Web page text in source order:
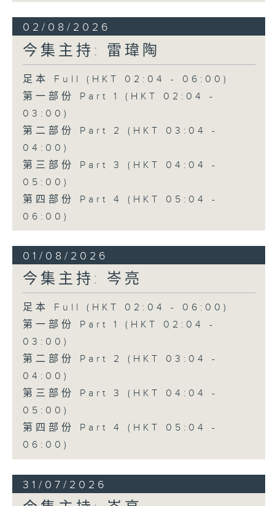
02/08/2026
今集主持: 雷瑋陶
足本 Full (HKT 02:04 - 06:00)
第一部份 Part 1 (HKT 02:04 -
03:00)
第二部份 Part 2 (HKT 03:04 -
04:00)
第三部份 Part 3 (HKT 04:04 -
05:00)
第四部份 Part 4 (HKT 05:04 -
06:00)
01/08/2026
今集主持: 岑亮
足本 Full (HKT 02:04 - 06:00)
第一部份 Part 1 (HKT 02:04 -
03:00)
第二部份 Part 2 (HKT 03:04 -
04:00)
第三部份 Part 3 (HKT 04:04 -
05:00)
第四部份 Part 4 (HKT 05:04 -
06:00)
31/07/2026